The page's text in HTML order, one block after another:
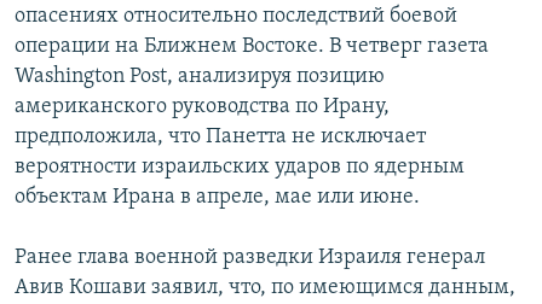
опасениях относительно последствий боевой
операции на Ближнем Востоке. В четверг газета
Washington Post, анализируя позицию
американского руководства по Ирану,
предположила, что Панетта не исключает
вероятности израильских ударов по ядерным
объектам Ирана в апреле, мае или июне.
Ранее глава военной разведки Израиля генерал
Авив Кошави заявил, что, по имеющимся данным,